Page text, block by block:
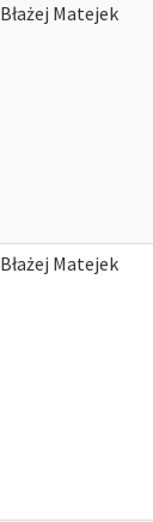
Błażej Matejek
Błażej Matejek